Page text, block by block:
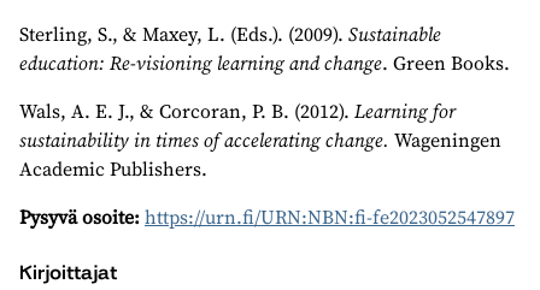
Sterling, S., & Maxey, L. (Eds.). (2009). Sustainable
education: Re-visioning learning and change. Green Books.
Wals, A. E. J., & Corcoran, P. B. (2012). Learning for
sustainability in times of accelerating change. Wageningen
Academic Publishers.
Pysyvä osoite:https://urn.fi/URN:NBN:fi-fe2023052547897
Kirjoittajat